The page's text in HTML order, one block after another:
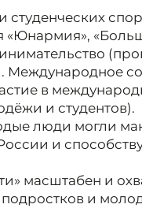
«Юнармия»,
Международное
в
и студентов).
люди могли
и
масштабен и
и